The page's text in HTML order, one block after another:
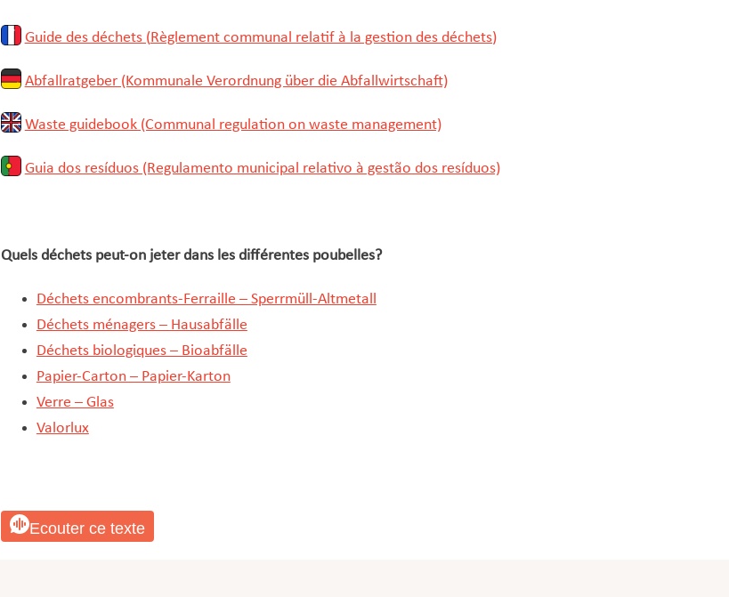
Guide des déchets (Règlement communal relatif à la gestion des déchets)
Abfallratgeber (Kommunale Verordnung über die Abfallwirtschaft)
Waste guidebook (Communal regulation on waste management)
Guia dos resíduos (Regulamento municipal relativo à gestão dos resíduos)
Quels déchets peut-on jeter dans les différentes poubelles?
Déchets encombrants-Ferraille – Sperrmüll-Altmetall
Déchets ménagers – Hausabfälle
Déchets biologiques – Bioabfälle
Papier-Carton – Papier-Karton
Verre – Glas
Valorlux
Ecouter ce texte